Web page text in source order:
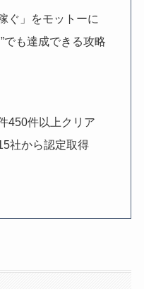
ぐ」をモットーに
でも達成できる攻略
450件以上クリア
社から認定取得